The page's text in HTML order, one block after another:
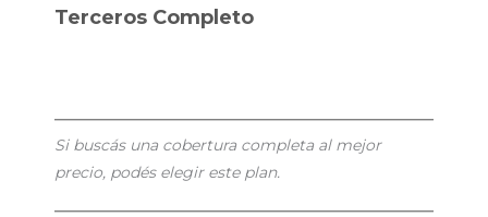
Terceros Completo
Si buscás una cobertura completa al mejor
precio, podés elegir este plan.